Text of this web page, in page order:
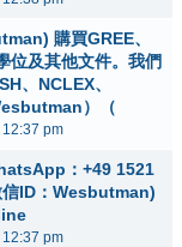
購買GREE、
位及其他文件。我們
、NCLEX、
）（
pm
：+49 1521
ID：Wesbutman)
pm